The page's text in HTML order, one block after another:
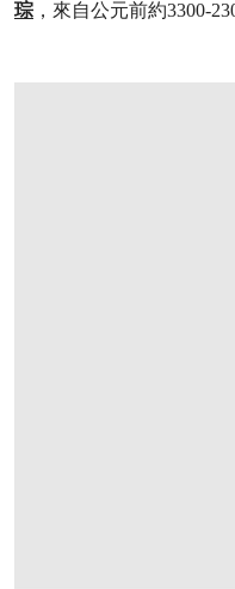
琮 ，來自公元前約3300-